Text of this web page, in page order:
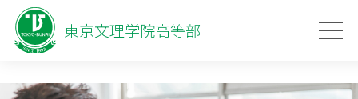
東京文理学院高等部